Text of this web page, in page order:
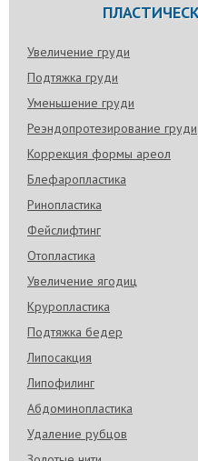
Ушки на
Если сесть
суставов, то
поступает
несколько
также
Модели с
сталкиваются
Сухость
Синдром
Увеличение груди
Подтяжка груди
Уменьшение груди
Реэндопротезирование груди
Коррекция формы ареол
Блефаропластика
Ринопластика
Фейслифтинг
Отопластика
Увеличение ягодиц
Круропластика
Подтяжка бедер
Липосакция
Липофилинг
Абдоминопластика
Удаление рубцов